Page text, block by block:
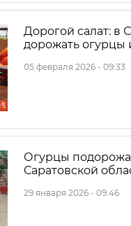
Дорогой салат: в
дорожать
05 февраля 2026 - 09:33
Огурцы
Саратовской
29 января 2026 - 09:46